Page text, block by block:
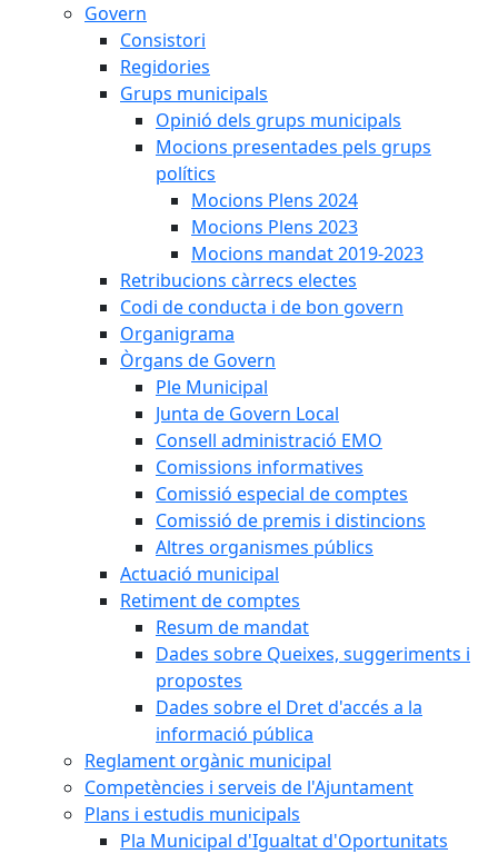
Govern
Consistori
Regidories
Grups municipals
Opinió dels grups municipals
Mocions presentades pels grups
polítics
Mocions Plens 2024
Mocions Plens 2023
Mocions mandat 2019-2023
Retribucions càrrecs electes
Codi de conducta i de bon govern
Organigrama
Òrgans de Govern
Ple Municipal
Junta de Govern Local
Consell administració EMO
Comissions informatives
Comissió especial de comptes
Comissió de premis i distincions
Altres organismes públics
Actuació municipal
Retiment de comptes
Resum de mandat
Dades sobre Queixes, suggeriments i
propostes
Dades sobre el Dret d'accés a la
informació pública
Reglament orgànic municipal
Competències i serveis de l'Ajuntament
Plans i estudis municipals
Pla Municipal d'Igualtat d'Oportunitats